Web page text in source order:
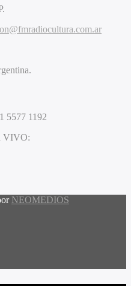
5577 1192
VIVO:
NEOMEDIOS